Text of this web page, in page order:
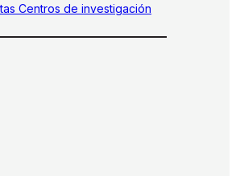
Centros de investigación